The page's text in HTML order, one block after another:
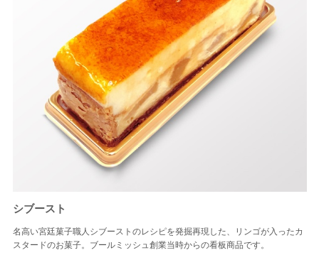
シブースト
名高い宮廷菓子職人シブーストのレシピを発掘再現した、リンゴが入ったカ
スタードのお菓子。ブールミッシュ創業当時からの看板商品です。